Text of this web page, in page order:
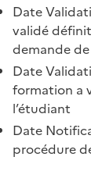
Date
validé
demande
Date
formation a
l’étudiant
Date
procédure